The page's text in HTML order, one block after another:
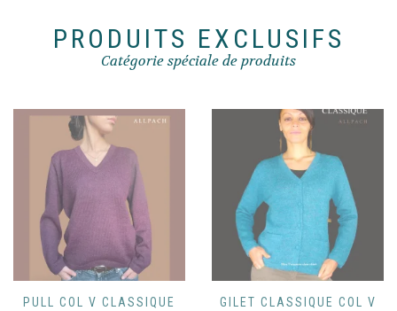
produit
du
produit
PRODUITS EXCLUSIFS
Catégorie spéciale de produits
PULL COL V CLASSIQUE
GILET CLASSIQUE COL V